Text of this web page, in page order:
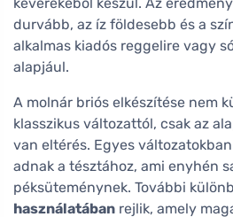
durvább, az íz földesebb és a
alkalmas kiadós reggelire vagy
alapjául.
A molnár briós elkészítése nem
klasszikus változattól, csak az
van eltérés. Egyes
adnak a tésztához, ami enyhén
péksüteménynek. További
használatában rejlik, amely